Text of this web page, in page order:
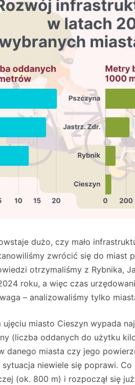
dużo, czy mało
zwrócić się do miast
otrzymaliśmy z Rybnika,
roku, a więc czas
– analizowaliśmy tylko
miasto Cieszyn wypada
(liczba oddanych do użytku
danego miasta czy jego
niewiele się poprawi.
(ok. 800 m) i rozpoczął się